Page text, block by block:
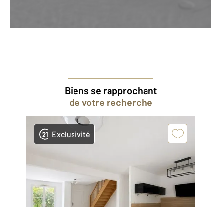
Biens se rapprochant
de votre recherche
Exclusivité